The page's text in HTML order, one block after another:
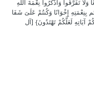
تَفَرَّقُواْ وَاذْكُرُواْ نِعْمَةَ اللّهِ
بِنِعْمَتِهِ إِخْوَانًا وَكُنتُمْ عَلَىَ شَفَا
آيَاتِهِ لَعَلَّكُمْ تَهْتَدُونَ} [آل